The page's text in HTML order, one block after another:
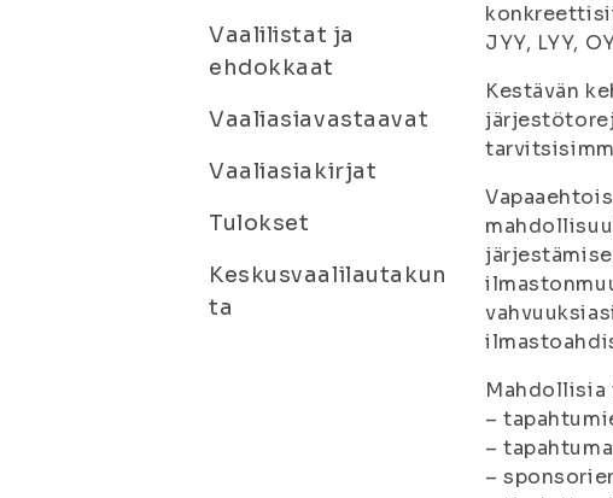
Vaalilistat ja
ehdokkaat
Vaaliasiavastaavat
Vaaliasiakirjat
Tulokset
Keskusvaalilautakun
ta
JYY, LYY,
Kestävän
Mahdollisia
–
–
–